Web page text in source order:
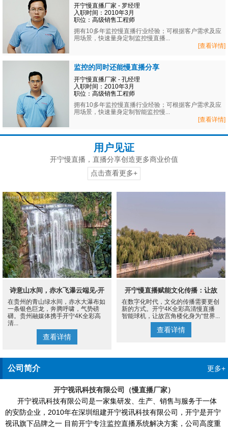
开宁慢直播厂家 - 罗经理
入职时间：2010年3月
职位：高级销售工程师
拥有10多年监控慢直播行业经验；可根据客户需求及应
用场景，快速量身定制监控慢直播...
[查看详情]
监控的同时还能慢直播分享
开宁慢直播厂家 - 孔经理
入职时间：2010年3月
职位：高级销售工程师
拥有10多年监控慢直播行业经验；可根据客户需求及应
用场景，快速量身定制智能监控慢...
[查看详情]
用户见证
开宁慢直播，直播分享创造更多商业价值
点击查看更多+
诗意山水间，赤水飞瀑云端见-开
宁4K慢直播摄像机
在贵州的青山绿水间，赤水大瀑布如
一条银色巨龙，奔腾呼啸，气势磅
礴。贵州融媒体携手开宁4K全彩高
清...
查看详情
开宁慢直播赋能文化传播：让故
宫角楼成为世界的文化客厅
在数字化时代，文化的传播需要更创
新的方式。开宁4K全彩高清慢直播
智能球机，让故宫角楼化身为“世界...
查看详情
公司简介 更多+
开宁视讯科技有限公司（慢直播厂家）
开宁视讯科技有限公司是一家集研发、生产、销售与服务于一体
的安防企业，2010年在深圳组建开宁视讯科技有限公司，开宁是开宁
视讯旗下品牌之一 目前开宁专注监控直播系统解决方案，公司高度重